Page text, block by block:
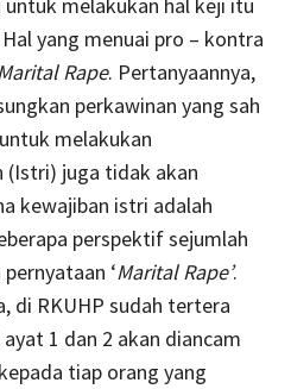
yang menuai pro – kontra
Rape. Pertanyaannya,
perkawinan yang sah
melakukan
(Istri) juga tidak akan
kewajiban istri adalah
perspektif sejumlah
‘Marital Rape’.
di RKUHP sudah tertera
1 dan 2 akan diancam
tiap orang yang